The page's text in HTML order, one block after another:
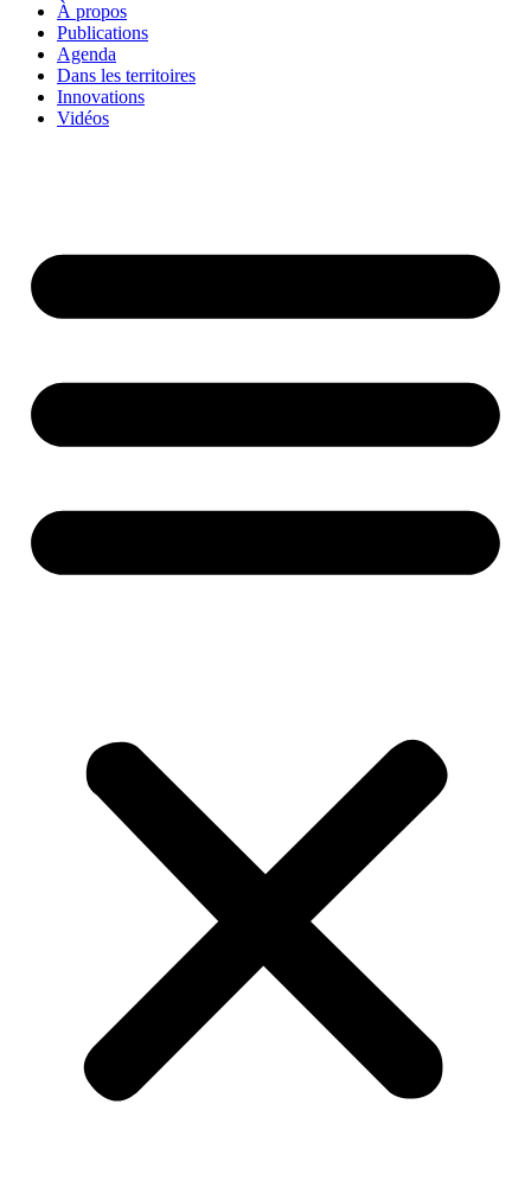
À propos
Publications
Agenda
Dans les territoires
Innovations
Vidéos